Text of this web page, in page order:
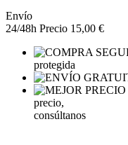
Envío
24/48h Precio 15,00 €
protegida
precio,
consúltanos